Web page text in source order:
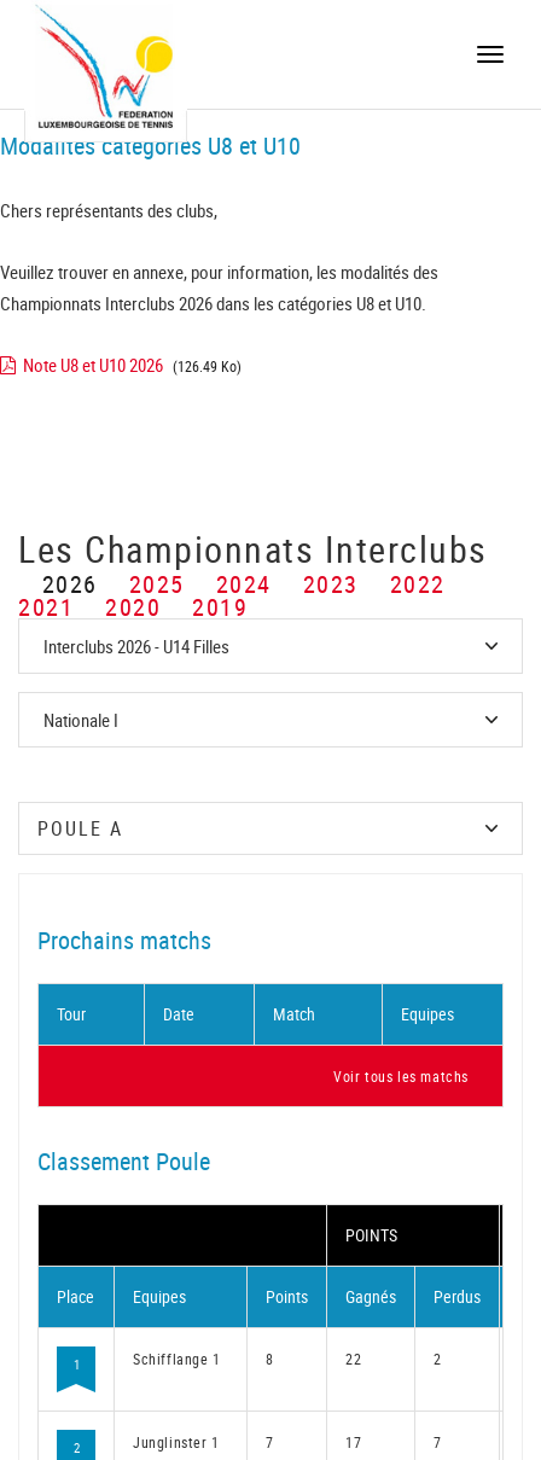
Toggle
Modalités catégories U8 et U10
Chers représentants des clubs,
Veuillez trouver en annexe, pour information, les modalités des
Championnats Interclubs 2026 dans les catégories U8 et U10.
Note U8 et U10 2026 (126.49 Ko)
Les Championnats Interclubs
2026 2025 2024 2023 2022
2021 2020 2019
Prochains matchs
Tour Date Match Equipes
Voir tous les matchs
Classement Poule
POINTS
Place Equipes Points Gagnés Perdus
1 Schifflange 1 8 22 2
2 Junglinster 1 7 17 7